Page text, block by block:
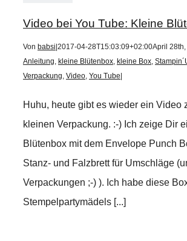
Video bei You Tube: Kleine
Von babsi 2017-04-28T15:03:09+02:00April
Anleitung, kleine Blütenbox, kleine Box,
Verpackung, Video, You Tube
Huhu, heute gibt es wieder ein Video
kleinen Verpackung. :-) Ich zeige Dir
Blütenbox mit dem Envelope Punch
Stanz- und Falzbrett für Umschläge
Verpackungen ;-) ). Ich habe diese
Stempelpartymädels [...]